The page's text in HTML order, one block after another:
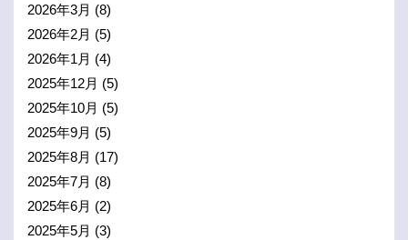
2026年3月 (8)
2026年2月 (5)
2026年1月 (4)
2025年12月 (5)
2025年10月 (5)
2025年9月 (5)
2025年8月 (17)
2025年7月 (8)
2025年6月 (2)
2025年5月 (3)